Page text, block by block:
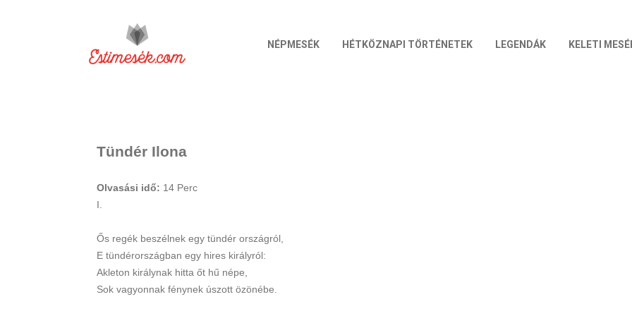
NÉPMESÉK HÉTKÖZNAPI TÖRTÉNETEK LEGENDÁK KELETI
Tündér Ilona
Olvasási idő: 14 Perc
I.
Ős regék beszélnek egy tündér országról,
E tündérországban egy hires királyról:
Akleton királynak hitta őt hű népe,
Sok vagyonnak fénynek úszott özönébe.